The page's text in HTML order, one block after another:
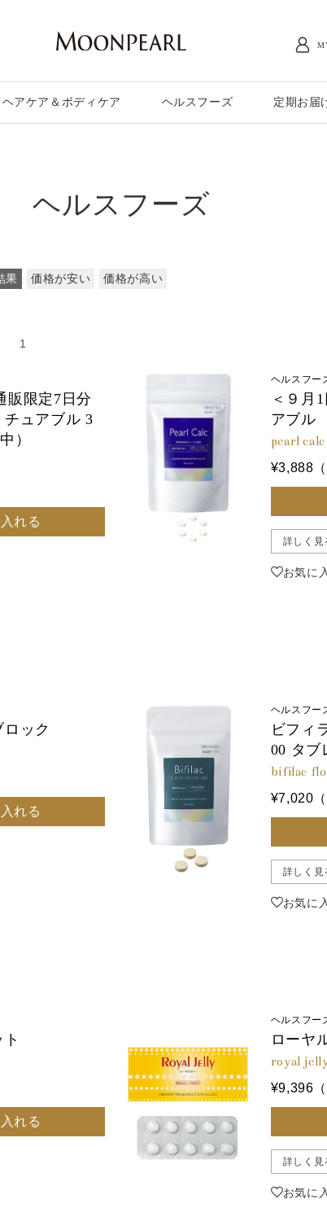
ヘアケア＆ボディケア ヘルスフーズ 定期お届
ヘルスフーズ
果 価格が安い 価格が高い
1
販限定7日分
ュアブル 3
）
れる
ヘルスフー
＜９月
アブル
pearl
¥3,888（
詳しく見
お気に
ック
れる
ヘルスフー
ビフィ
00 タブ
bifilac
¥7,020（
詳しく見
お気に
れる
ヘルスフー
ローヤ
royal
¥9,396（
詳しく見
お気に